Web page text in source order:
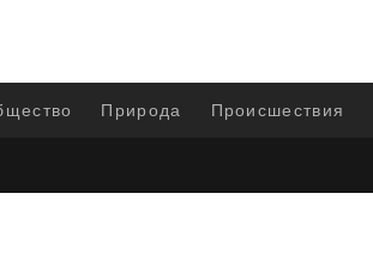
Природа Происшествия